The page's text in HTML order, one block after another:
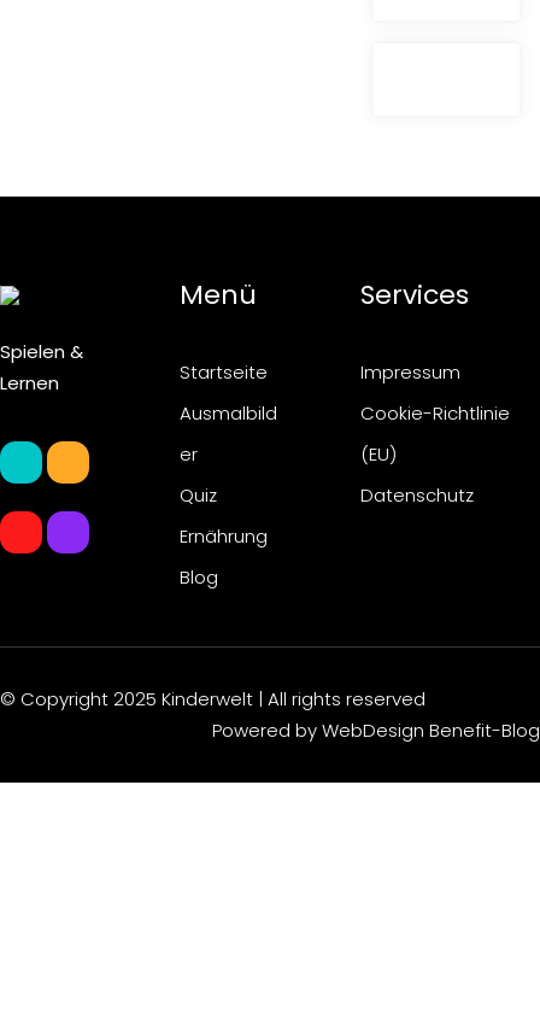
Spielen &
Lernen
Menü
Startseite
Ausmalbild
er
Quiz
Ernährung
Blog
Services
Impressum
Cookie-Richtlinie
(EU)
Datenschutz
© Copyright 2025 Kinderwelt | All rights reserved
Powered byWebDesign Benefit-Blog